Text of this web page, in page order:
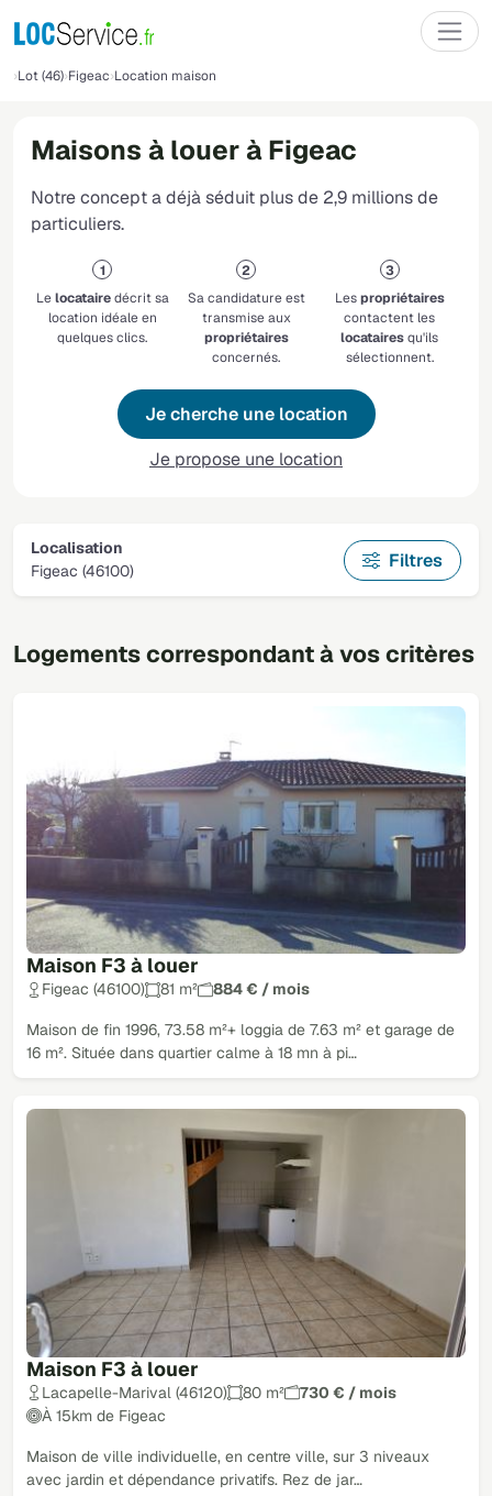
Lot (46) Figeac Location maison
Maisons à louer à Figeac
Notre concept a déjà séduit plus de 2,9 millions de
particuliers.
Lelocatairedécrit sa
location idéale en
quelques clics.
Sa candidature est
transmise aux
propriétaires
concernés.
Lespropriétaires
contactent les
locatairesqu'ils
sélectionnent.
Je cherche une location
Je propose une location
Localisation
Figeac (46100)
Filtres
Logements correspondant à vos critères
Maison F3 à louer
Figeac (46100) 81 m² 884 € / mois
Maison de fin 1996, 73.58 m²+ loggia de 7.63 m² et garage de
16 m². Située dans quartier calme à 18 mn à pi…
Maison F3 à louer
Lacapelle-Marival (46120) 80 m²
730 € / mois
À 15km de Figeac
Maison de ville individuelle, en centre ville, sur 3 niveaux
avec jardin et dépendance privatifs. Rez de jar…